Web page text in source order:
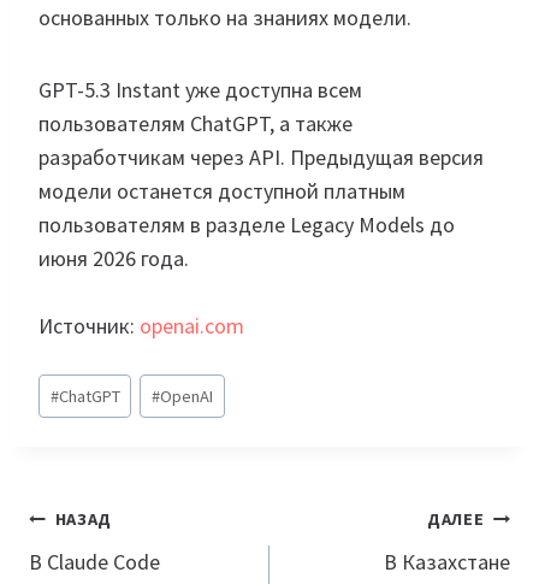
основанных только на знаниях модели.
GPT-5.3 Instant уже доступна всем
пользователям ChatGPT, а также
разработчикам через API. Предыдущая версия
модели останется доступной платным
пользователям в разделе Legacy Models до
июня 2026 года.
Источник: openai.com
Метки
записи:
#ChatGPT #OpenAI
Навигация
по
НАЗАД
В Claude Code
ДАЛЕЕ
В Казахстане